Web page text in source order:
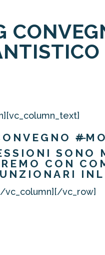
#
SONO
CON
vc_row]